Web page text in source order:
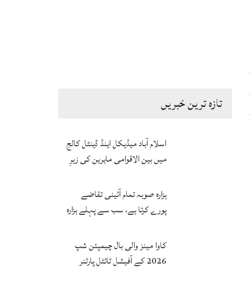
تازہ ترین خبریں
اسلام آباد میڈیکل اینڈ ڈینٹل کالج
میں بین الاقوامی ماہرین کی زیرِ
سرٹیفکیٹ پروگرام شروع
ہزارہ صوبہ تمام آئینی تقاضے
پورے کرتا ہے، سب سے پہلے ہزارہ
محمد یوسف
کاوا مینز والی بال چیمپئن شپ
2026 کے آفیشل ٹائٹل پارٹنر